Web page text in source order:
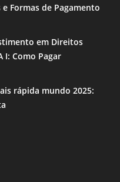
e Formas de Pagamento
em Direitos
I: Como Pagar
rápida mundo 2025: